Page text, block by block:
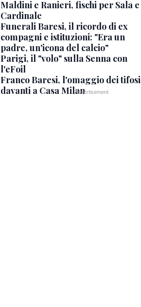
Maldini e Ranieri, fischi per Sala e
Cardinale
Funerali Baresi, il ricordo di ex
compagni e istituzioni: "Era un
padre, un'icona del calcio"
Parigi, il "volo" sulla Senna con
l'eFoil
Franco Baresi, l'omaggio dei tifosi
davanti a Casa Milan